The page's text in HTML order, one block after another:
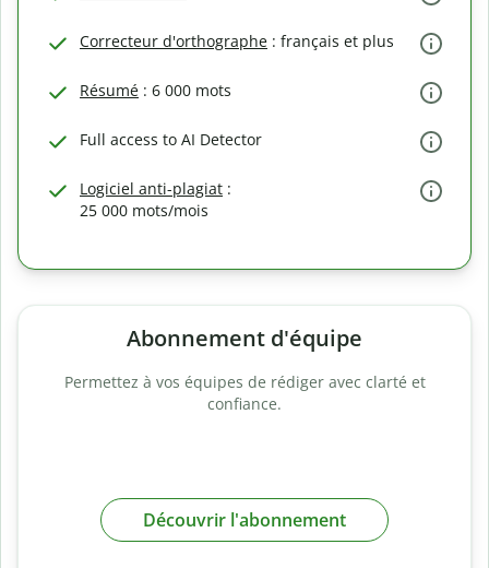
Correcteur d'orthographe : français et plus
Résumé : 6 000 mots
Full access to AI Detector
Logiciel anti-plagiat :
25 000 mots/mois
Abonnement d'équipe
Permettez à vos équipes de rédiger avec clarté et
confiance.
Découvrir l'abonnement